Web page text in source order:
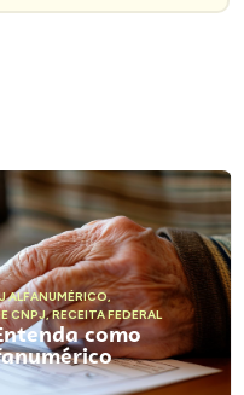
ALFANUMÉRICO,
CNPJ,RECEITA FEDERAL
como